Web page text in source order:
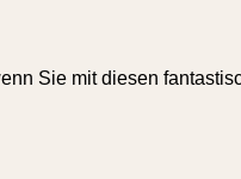
Sie mit diesen